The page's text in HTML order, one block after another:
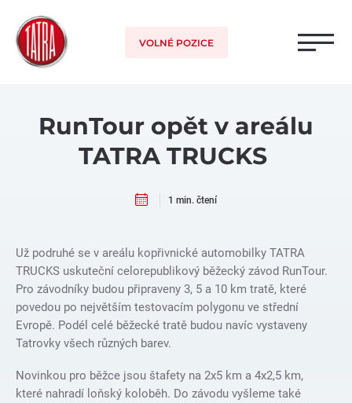
VOLNÉ POZICE
RunTour opět v areálu
TATRA TRUCKS
1 min. čtení
Už podruhé se v areálu kopřivnické automobilky TATRA
TRUCKS uskuteční celorepublikový běžecký závod RunTour.
Pro závodníky budou připraveny 3, 5 a 10 km tratě, které
povedou po největším testovacím polygonu ve střední
Evropě. Podél celé běžecké tratě budou navíc vystaveny
Tatrovky všech různých barev.
Novinkou pro běžce jsou štafety na 2x5 km a 4x2,5 km,
které nahradí loňský koloběh. Do závodu vyšleme také